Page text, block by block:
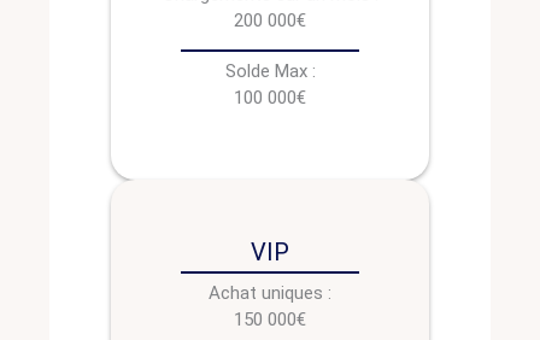
200 000€
Solde Max :
100 000€
VIP
Achat uniques :
150 000€